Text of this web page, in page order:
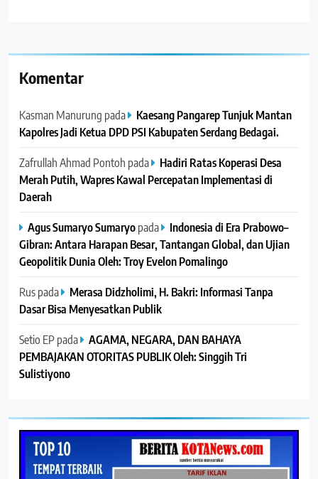
Komentar
Kasman Manurung pada
Kaesang Pangarep Tunjuk Mantan
Kapolres Jadi Ketua DPD PSI Kabupaten Serdang Bedagai. ‎ ‎
Zafrullah Ahmad Pontoh pada
Hadiri Ratas Koperasi Desa
Merah Putih, Wapres Kawal Percepatan Implementasi di
Daerah
Agus Sumaryo Sumaryopada
Indonesia di Era Prabowo–
Gibran: Antara Harapan Besar, Tantangan Global, dan Ujian
Geopolitik Dunia Oleh: Troy Evelon Pomalingo
Ruspada
Merasa Didzholimi, H. Bakri: Informasi Tanpa
Dasar Bisa Menyesatkan Publik
Setio EP pada
AGAMA, NEGARA, DAN BAHAYA
PEMBAJAKAN OTORITAS PUBLIK Oleh: Singgih Tri
Sulistiyono